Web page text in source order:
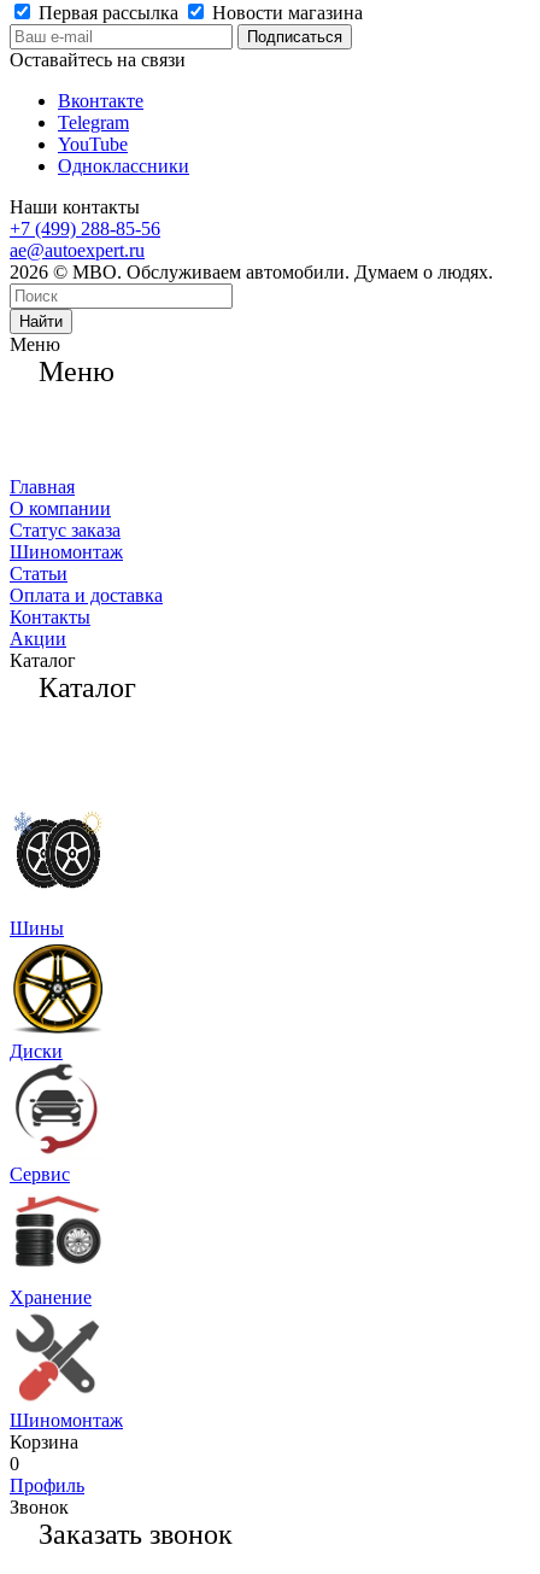
Первая рассылка
Новости магазина
Оставайтесь на связи
Вконтакте
Telegram
YouTube
Одноклассники
Наши контакты
+7 (499) 288-85-56
ae@autoexpert.ru
2026 © МВО. Обслуживаем автомобили. Думаем о людях.
Найти
Меню
Меню
Главная
О компании
Статус заказа
Шиномонтаж
Статьи
Оплата и доставка
Контакты
Акции
Каталог
Каталог
Шины
Диски
Сервис
Хранение
Шиномонтаж
Корзина
0
Профиль
Звонок
Заказать звонок